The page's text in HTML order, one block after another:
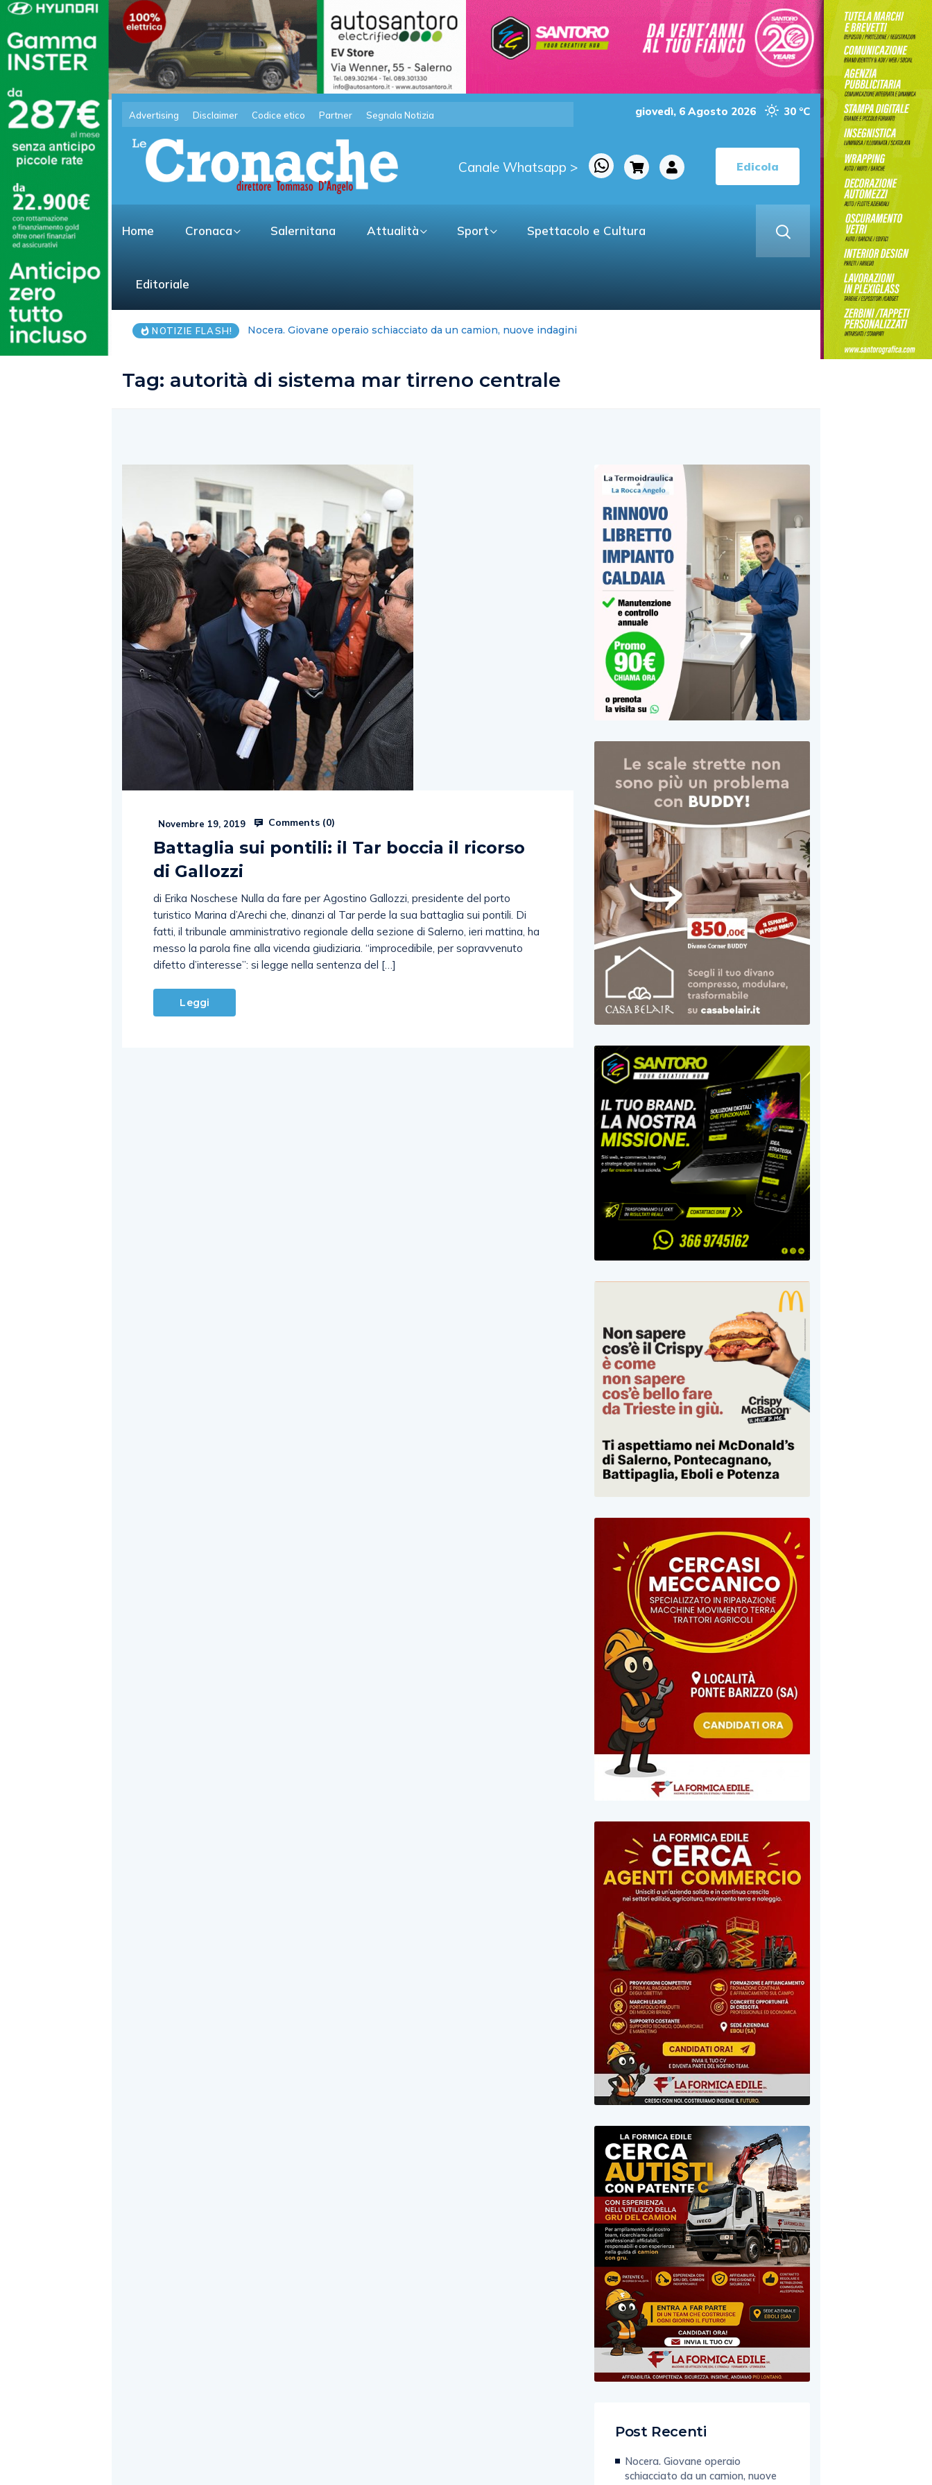
Advertising Disclaimer Codice etico Partner Segnala Notizia giovedì, 6 Agosto 2026 30 °C
Canale Whatsapp > Edicola
Home Cronaca Salernitana Attualità Sport Spettacolo e Cultura
Editoriale
NOTIZIE FLASH! Vanni Avallone: Radio City, primo programma a 13 anni
Tag: autorità di sistema mar tirreno centrale
Novembre 19, 2019 Comments (0)
Battaglia sui pontili: il Tar boccia il ricorso
di Gallozzi
di Erika Noschese Nulla da fare per Agostino Gallozzi, presidente del porto
turistico Marina d’Arechi che, dinanzi al Tar perde la sua battaglia sui pontili. Di
fatti, il tribunale amministrativo regionale della sezione di Salerno, ieri mattina, ha
messo la parola fine alla vicenda giudiziaria. “improcedibile, per sopravvenuto
difetto d’interesse”: si legge nella sentenza del […]
Leggi
Post Recenti
Nocera. Giovane operaio
schiacciato da un camion, nuove